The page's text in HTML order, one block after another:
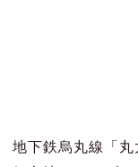
地下鉄烏丸線「